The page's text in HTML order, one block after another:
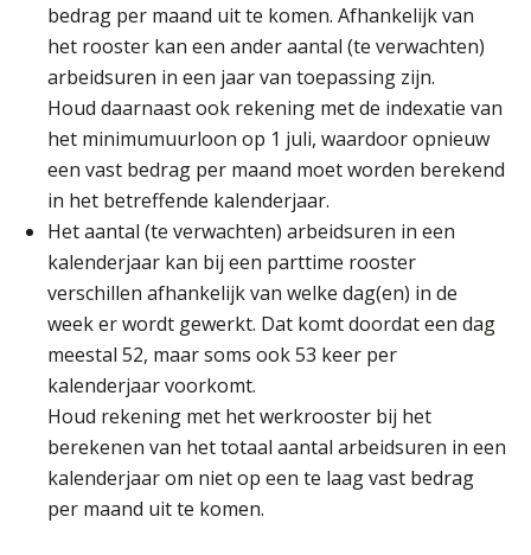
bedrag per maand uit te komen. Afhankelijk van
het rooster kan een ander aantal (te verwachten)
arbeidsuren in een jaar van toepassing zijn.
Houd daarnaast ook rekening met de indexatie van
het minimumuurloon op 1 juli, waardoor opnieuw
een vast bedrag per maand moet worden berekend
in het betreffende kalenderjaar.
Het aantal (te verwachten) arbeidsuren in een
kalenderjaar kan bij een parttime rooster
verschillen afhankelijk van welke dag(en) in de
week er wordt gewerkt. Dat komt doordat een dag
meestal 52, maar soms ook 53 keer per
kalenderjaar voorkomt.
Houd rekening met het werkrooster bij het
berekenen van het totaal aantal arbeidsuren in een
kalenderjaar om niet op een te laag vast bedrag
per maand uit te komen.
25
AUG
Summercourse Internationaal/grensoverschrijdend werken
MOCuitgevers
AUG
Opfriscursus PDL (NIRPA PE)
Markus Verbeek Praehep
26
AUG
MOCuitgevers
27
AUG
Summercourse Impact en invloed van AI op de salarisverwerking (verdieping)
MOCuitgevers
28
AUG
Online Vakopleiding Payroll Services (VPS)
MOCuitgevers
28
Opfriscursus VPS (NIRPA PE)